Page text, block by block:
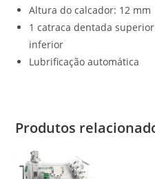
Altura do calcador: 12 mm
1 catraca dentada
inferior
Lubrificação automática
Produtos